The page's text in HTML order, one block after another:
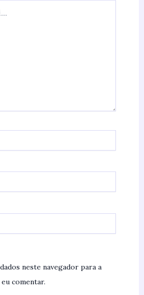
neste navegador para a
comentar.